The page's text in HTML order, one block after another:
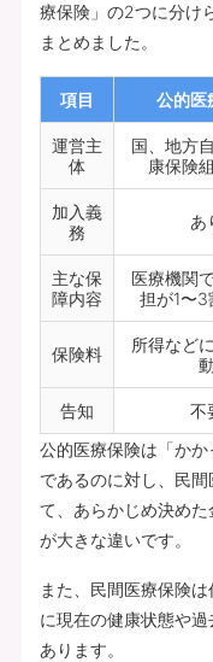
療保険」の2つに分け
まとめました。
項目 公的医
運営主
体
国、地方
康保険
加入義
務
あ
主な保
障内容
医療機関
担が1〜3
保険料
所得など
動
告知 不
公的医療保険は「か
であるのに対し、民
て、あらかじめ決め
が大きな違いです。
また、民間医療保険
に現在の健康状態や
あります。